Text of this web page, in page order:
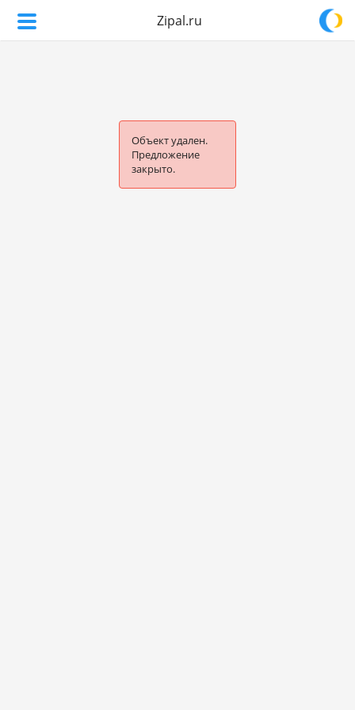
Zipal.ru
Объект удален.
Предложение
закрыто.